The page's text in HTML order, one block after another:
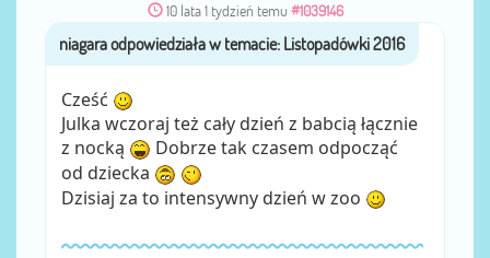
10 lata 1 tydzień temu #1039146
przezniagara
Cześć
Julka wczoraj też cały dzień z babcią łącznie
z nocką
Dobrze tak czasem odpocząć
od dziecka
Dzisiaj za to intensywny dzień w zoo